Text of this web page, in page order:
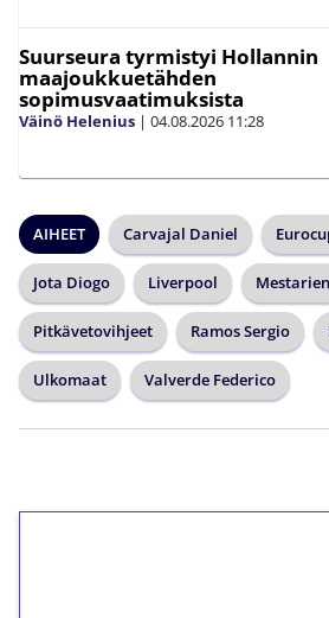
Suurseura tyrmistyi Hollannin
maajoukkuetähden
sopimusvaatimuksista
Väinö Helenius | 04.08.2026 11:28
AIHEET Carvajal Daniel
Jota Diogo Liverpool
Pitkävetovihjeet Ramos Sergio
Ulkomaat Valverde Federico